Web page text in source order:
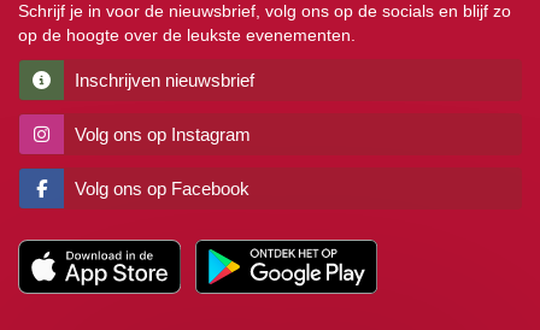
Schrijf je in voor de nieuwsbrief, volg ons op de socials en blijf zo
op de hoogte over de leukste evenementen.
Inschrijven nieuwsbrief
Volg ons op Instagram
Volg ons op Facebook